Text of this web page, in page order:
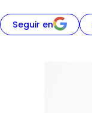
Seguir en